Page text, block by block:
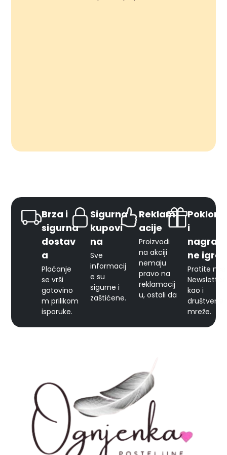
Brza i
sigurna
dostav
a
Plaćanje
se vrši
gotovino
m prilikom
isporuke.
Sigurna
kupovi
na
Sve
informacij
e su
sigurne i
zaštićene.
Reklam
acije
Proizvodi
na akciji
nemaju
pravo na
reklamacij
u, ostali da
Pokloni
i
nagrad
ne igre
Pratite naš
Newsletter
kao i
društvene
mreže.